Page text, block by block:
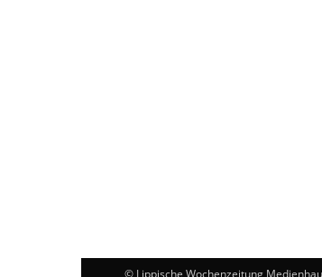
© Lippische Wochenzeitung